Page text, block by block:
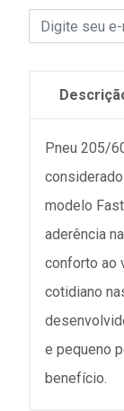
Pneu 205/
modelo
aderência
conforto ao
cotidiano
e pequeno
benefício.